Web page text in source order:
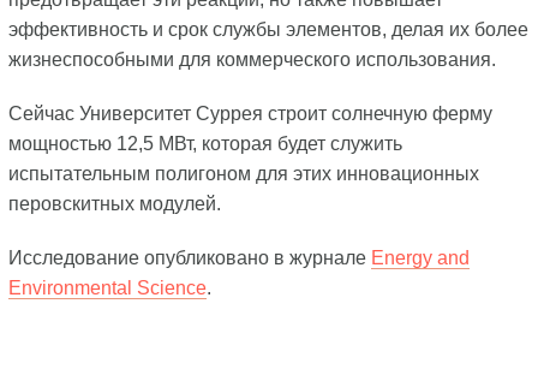
эффективность и срок службы элементов, делая их более
жизнеспособными для коммерческого использования.
Сейчас Университет Суррея строит солнечную ферму
мощностью 12,5 МВт, которая будет служить
испытательным полигоном для этих инновационных
перовскитных модулей.
Исследование опубликовано в журнале Energy and
Environmental Science.